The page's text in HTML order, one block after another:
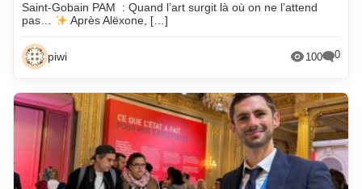
Saint-Gobain PAM : Quand l’art surgit là où on ne l’attend
pas…
Après Alëxone, […]
piwi 100 0